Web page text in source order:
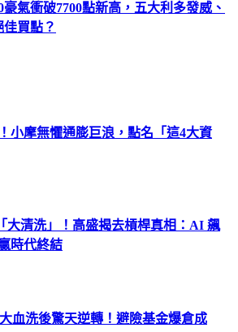
氣衝破7700點新高，五大利多發威、
佳買點？
小摩無懼通膨巨浪，點名「這4大資
大清洗」！高盛揭去槓桿真相：AI 飆
時代終結
血洗後驚天逆轉！避險基金爆倉成